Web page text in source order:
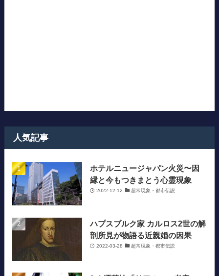
人気記事
ホテルニュージャパン火災〜因
縁と今もつきまとう心霊現象
2022-12-12 超常現象・都市伝説
ハプスブルク家 カルロス2世の解
剖所見が物語る近親婚の因果
2022-03-28 超常現象・都市伝説